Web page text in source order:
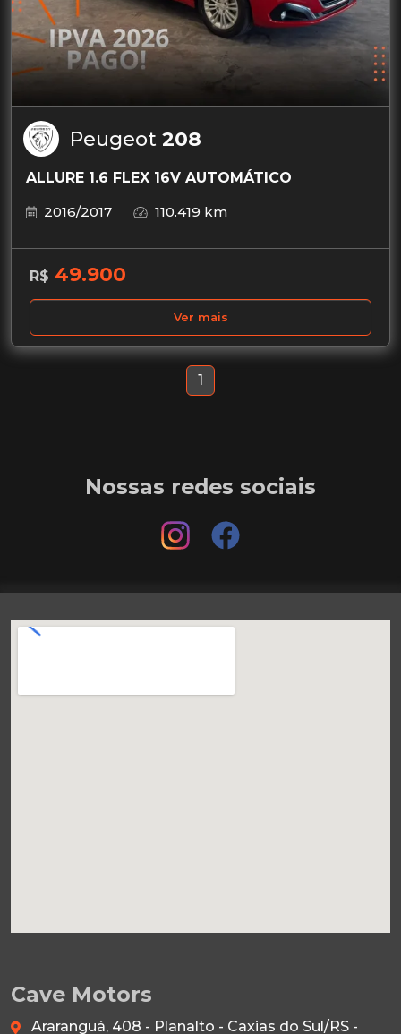
Peugeot 208
ALLURE 1.6 FLEX 16V AUTOMÁTICO
2016/2017
110.419 km
R$ 49.900
Ver mais
1
Nossas redes sociais
Cave Motors
Araranguá, 408 - Planalto - Caxias do Sul/RS -